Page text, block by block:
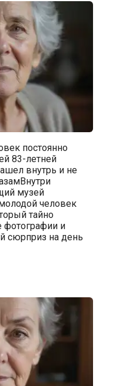
постоянно
83-летней
внутрь и не
музей
человек
тайно
фотографии и
сюрприз на день